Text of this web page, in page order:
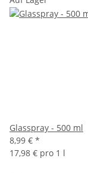
Glasspray - 500 ml
8,99 € *
17,98 € pro 1 l